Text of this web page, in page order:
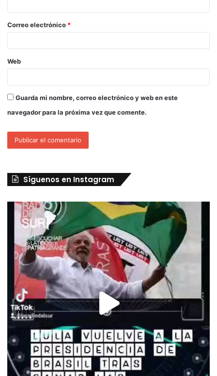
Correo electrónico *
Web
Guarda mi nombre, correo electrónico y web en este
navegador para la próxima vez que comente.
Síguenos en Instagram